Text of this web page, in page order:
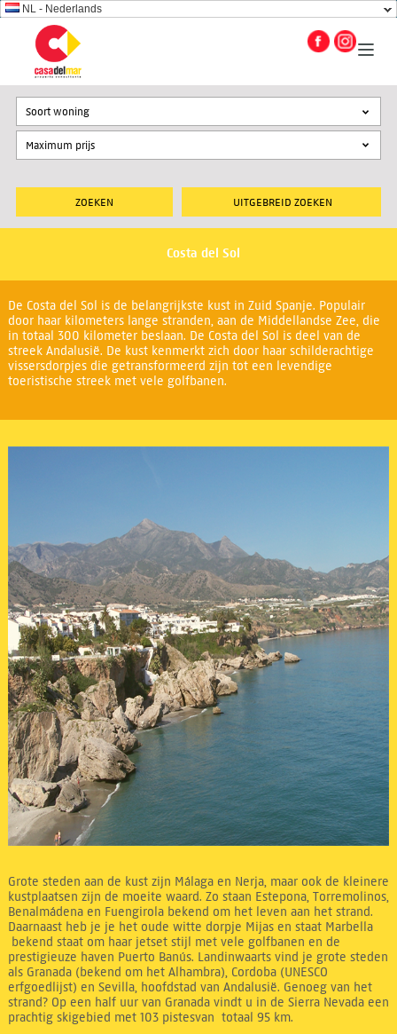
NL - Nederlands
UITGEBREID ZOEKEN
Soort woning
Costa del Sol
De Costa del Sol is de belangrijkste kust in Zuid Spanje. Populair
door haar kilometers lange stranden, aan de Middellandse Zee, die
in totaal 300 kilometer beslaan. De Costa del Sol is deel van de
streek Andalusië. De kust kenmerkt zich door haar schilderachtige
vissersdorpjes die getransformeerd zijn tot een levendige
toeristische streek met vele golfbanen.
Grote steden aan de kust zijn Málaga en Nerja, maar ook de kleinere
kustplaatsen zijn de moeite waard. Zo staan Estepona, Torremolinos,
Benalmádena en Fuengirola bekend om het leven aan het strand.
Daarnaast heb je je het oude witte dorpje Mijas en staat Marbella
bekend staat om haar jetset stijl met vele golfbanen en de
prestigieuze haven Puerto Banús. Landinwaarts vind je grote steden
als Granada (bekend om het Alhambra), Cordoba (UNESCO
erfgoedlijst) en Sevilla, hoofdstad van Andalusië. Genoeg van het
strand? Op een half uur van Granada vindt u in de Sierra Nevada een
prachtig skigebied met 103 pistesvan totaal 95 km.